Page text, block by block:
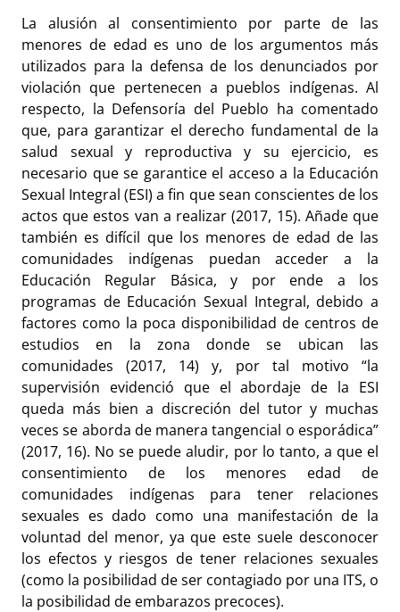
La alusión al consentimiento por parte de las
menores de edad es uno de los argumentos más
utilizados para la defensa de los denunciados por
violación que pertenecen a pueblos indígenas. Al
respecto, la Defensoría del Pueblo ha comentado
que, para garantizar el derecho fundamental de la
salud sexual y reproductiva y su ejercicio, es
necesario que se garantice el acceso a la Educación
Sexual Integral (ESI) a fin que sean conscientes de los
actos que estos van a realizar (2017, 15). Añade que
también es difícil que los menores de edad de las
comunidades indígenas puedan acceder a la
Educación Regular Básica, y por ende a los
programas de Educación Sexual Integral, debido a
factores como la poca disponibilidad de centros de
estudios en la zona donde se ubican las
comunidades (2017, 14) y, por tal motivo “la
supervisión evidenció que el abordaje de la ESI
queda más bien a discreción del tutor y muchas
veces se aborda de manera tangencial o esporádica”
(2017, 16). No se puede aludir, por lo tanto, a que el
consentimiento de los menores edad de
comunidades indígenas para tener relaciones
sexuales es dado como una manifestación de la
voluntad del menor, ya que este suele desconocer
los efectos y riesgos de tener relaciones sexuales
(como la posibilidad de ser contagiado por una ITS, o
la posibilidad de embarazos precoces).